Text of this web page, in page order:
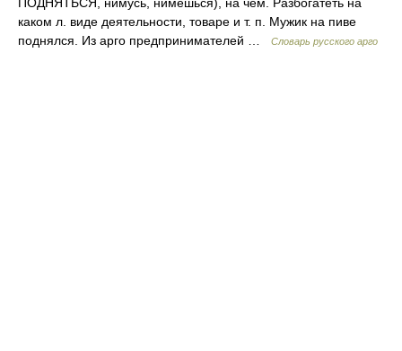
каком л. виде деятельности, товаре и т. п. Мужик на пиве
поднялся. Из арго предпринимателей …
Словарь русского арго